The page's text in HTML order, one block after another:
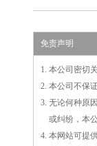
免责声明
1. 本公司密切
2. 本公司不保
3. 无论何种原
或纠纷，本
4. 本网站可提